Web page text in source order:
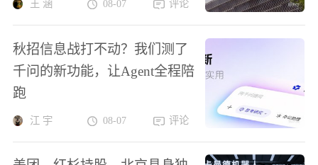
王 涵 08-07 评论
秋招信息战打不动？我们测了
千问的新功能，让Agent全程陪
跑
江 宇 08-07 评论